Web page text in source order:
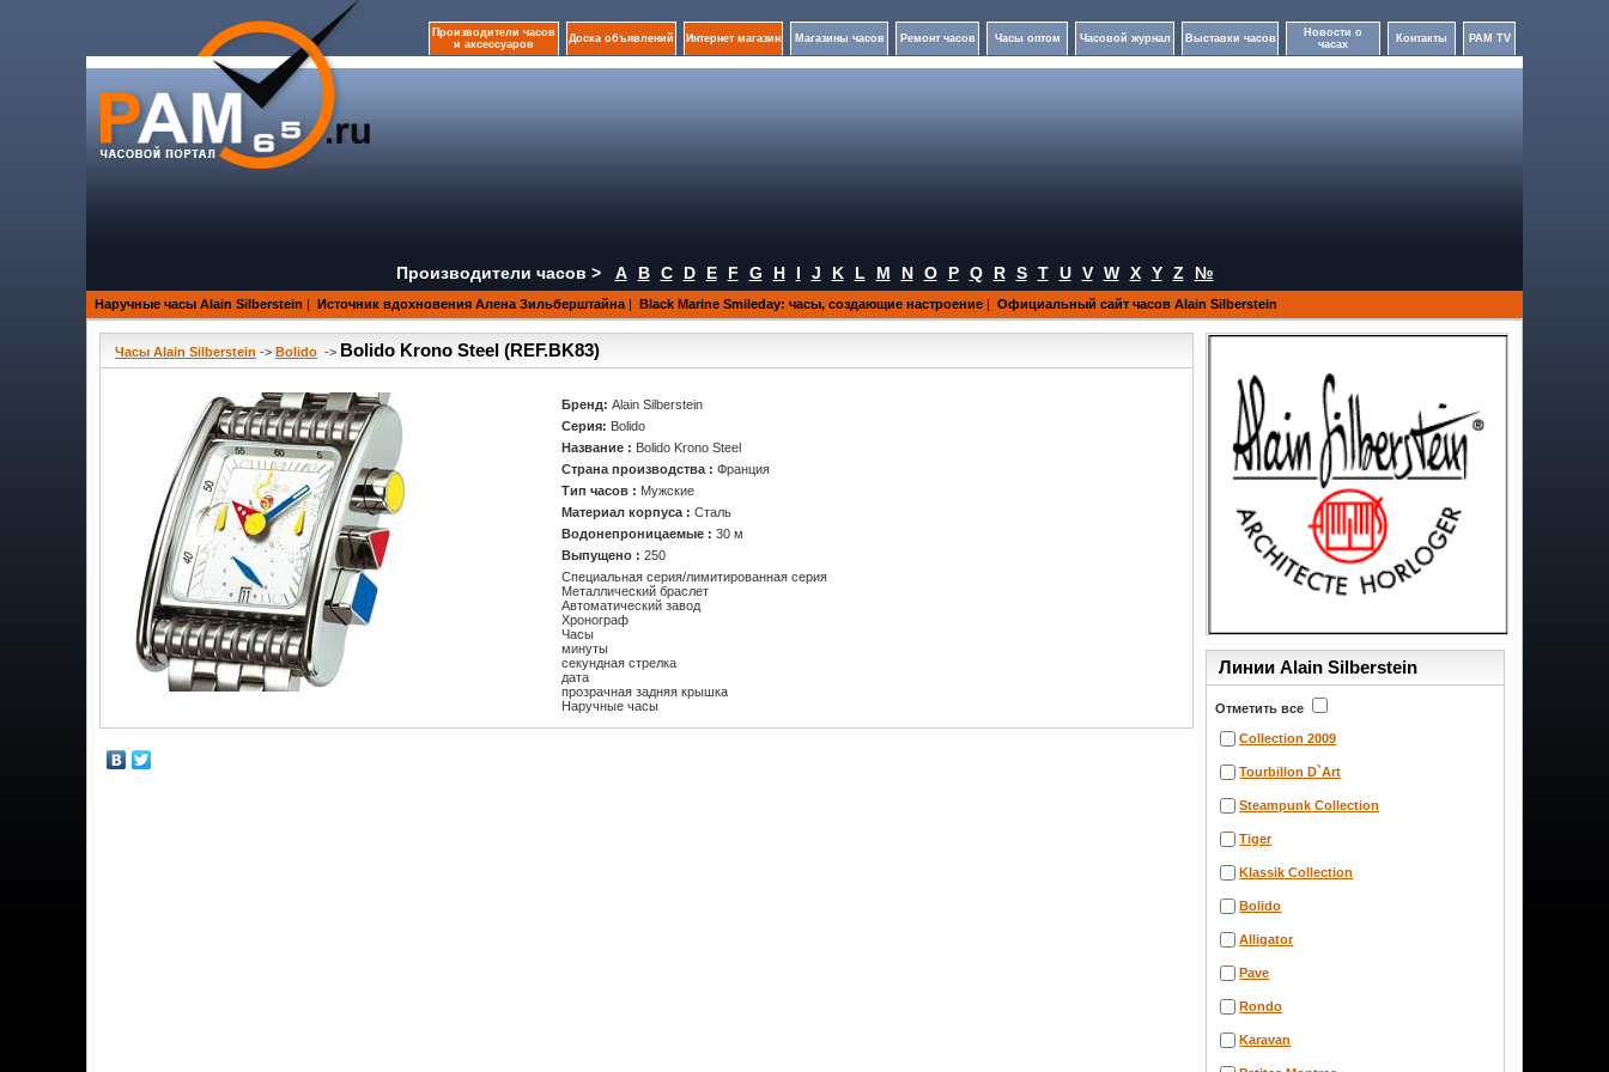
Производители часов
и аксессуаров
Доска объявлений Интернет магазин Магазины часов Ремонт часов Часы оптом Часовой журнал Выставки часов
Новости о
часах
Контакты PAM TV
Производители часов > A B C D E F G H I J K L M N O P Q R S T U V W X Y Z №
Наручные часы Alain Silberstein | Источник вдохновения Аленa Зильберштайнa | Black Marine Smileday: часы, создающие настроение | Официальный сайт часов Alain Silberstein
Часы Alain Silberstein -> Bolido -> Bolido Krono Steel (REF.BK83)
Бренд:Alain Silberstein
Серия: Bolido
Название : Bolido Krono Steel
Страна производства :Франция
Тип часов : Мужские
Материал корпуса :Сталь
Водонепроницаемые :30 м
Выпущено :250
Специальная серия/лимитированная серия
Металлический браслет
Автоматический завод
Хронограф
Часы
минуты
секундная стрелка
дата
прозрачная задняя крышка
Наручные часы
Линии Alain Silberstein
Отметить все
Collection 2009
Tourbillon D`Art
Steampunk Collection
Tiger
Klassik Collection
Bolido
Alligator
Pave
Rondo
Karavan